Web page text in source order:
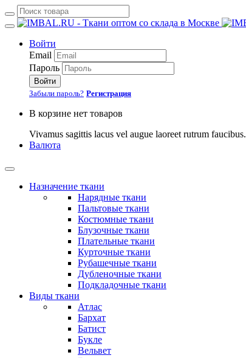
Войти
Email
Пароль
Войти
Забыли пароль? Регистрация
В корзине нет товаров
Vivamus sagittis lacus vel augue laoreet rutrum faucibus.
Валюта
Назначение ткани
Нарядные ткани
Пальтовые ткани
Костюмные ткани
Блузочные ткани
Плательные ткани
Курточные ткани
Рубашечные ткани
Дубленочные ткани
Подкладочные ткани
Виды ткани
Атлас
Бархат
Батист
Букле
Вельвет